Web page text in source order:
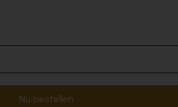
Nu bestellen